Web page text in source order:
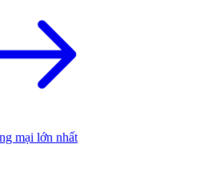
mại lớn nhất